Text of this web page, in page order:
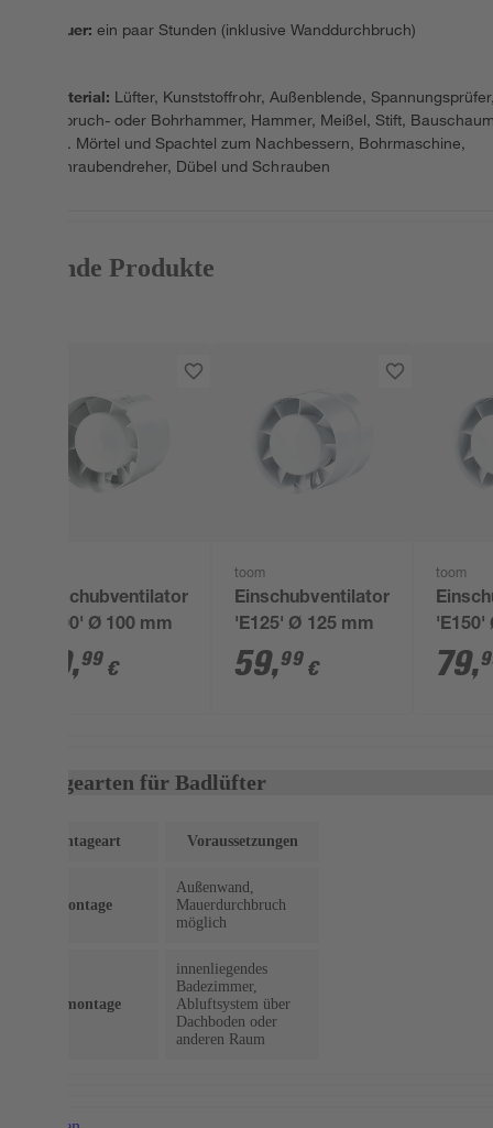
Dauer:ein paar Stunden (inklusive Wanddurchbruch)
Material: Lüfter, Kunststoffrohr, Außenblende,
Abbruch- oder Bohrhammer, Hammer, Meißel, Stift,
ggf. Mörtel und Spachtel zum Nachbessern, Bohrmaschine,
Schraubendreher, Dübel und Schrauben
Passende Produkte
Einschubventilator
'E100' Ø 100 mm
49,99 €
toom
Einschubventilator
'E125' Ø 125 mm
59,99 €
toom
'E150'
79,
Montagearten für Badlüfter
Montageart Voraussetzungen
Wandmontage
Außenwand,
Mauerdurchbruch
möglich
Deckenmontage
innenliegendes
Badezimmer,
Abluftsystem über
Dachboden oder
anderen Raum